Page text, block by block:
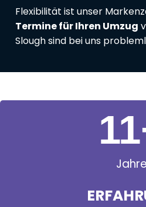
Flexibilität ist unser
Termine für Ihren Umzug
Slough sind bei uns
Jahre
11